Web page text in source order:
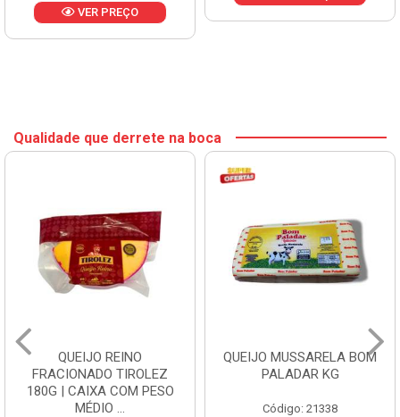
VER PREÇO
Qualidade que derrete na boca
QUEIJO REINO
FRACIONADO TIROLEZ
180G | CAIXA COM PESO
MÉDIO ...
QUEIJO MUSSARELA BOM
PALADAR KG
Código: 21338